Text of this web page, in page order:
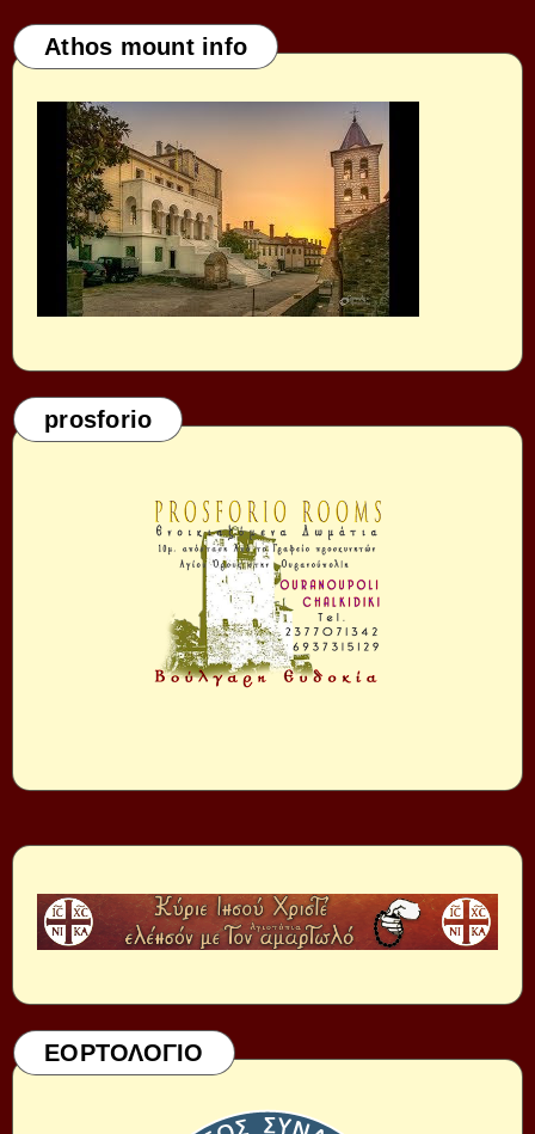
Athos mount info
prosforio
ΕΟΡΤΟΛΟΓΙΟ